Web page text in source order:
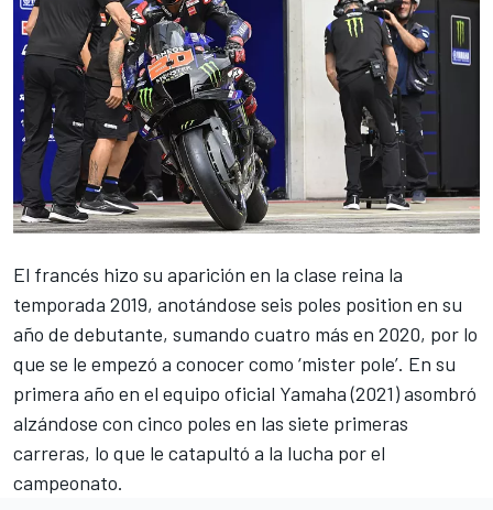
El francés hizo su aparición en la clase reina la
temporada 2019, anotándose seis poles position en su
año de debutante, sumando cuatro más en 2020, por lo
que se le empezó a conocer como ‘mister pole’. En su
primera año en el equipo oficial Yamaha (2021) asombró
alzándose con cinco poles en las siete primeras
carreras, lo que le catapultó a la lucha por el
campeonato.